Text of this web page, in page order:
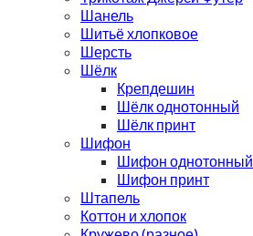
Шанель
Шитьё хлопковое
Шерсть
Шёлк
Крепдешин
Шёлк однотонный
Шёлк принт
Шифон
Шифон однотонный
Шифон принт
Штапель
Коттон и хлопок